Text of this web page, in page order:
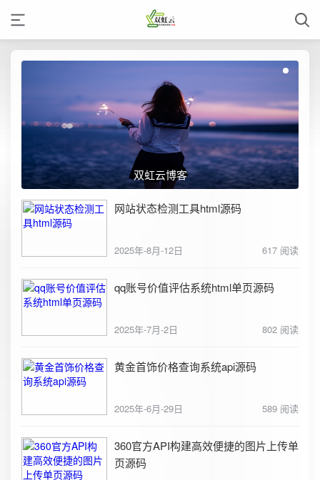
双虹云博客
网站状态检测工具html源码
2025年-8月-12日 617 阅读
qq账号价值评估系统html单页源码
2025年-7月-2日 802 阅读
黄金首饰价格查询系统api源码
2025年-6月-29日 589 阅读
360官方API构建高效便捷的图片上传单
页源码